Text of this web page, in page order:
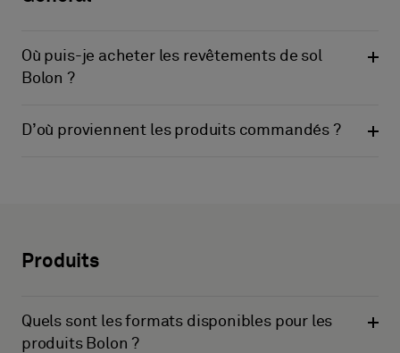
Où puis-je acheter les revêtements de sol
Bolon ?
D’où proviennent les produits commandés ?
Produits
Quels sont les formats disponibles pour les
produits Bolon ?